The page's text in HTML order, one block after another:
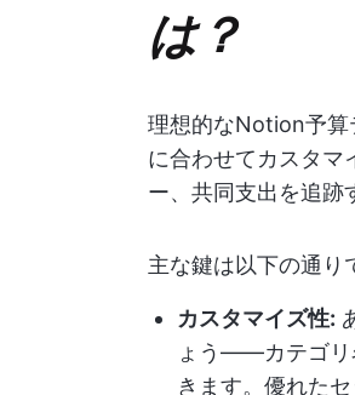
は？
理想的なNotion予算
に合わせてカスタマ
ー、共同支出を追跡
主な鍵は以下の通り
カスタマイズ性:
ょう——カテゴリ
きます。優れた